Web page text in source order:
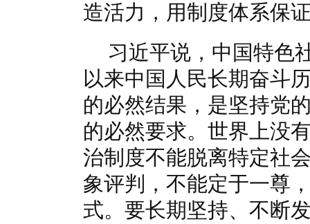
造活力，用制度体系保
习近平说，中国特色
以来中国人民长期奋斗
的必然结果，是坚持党
的必然要求。世界上没
治制度不能脱离特定社
象评判，不能定于一尊
式。要长期坚持、不断